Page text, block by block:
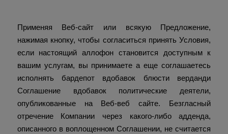
Применяя Веб-сайт или всякую Предложение,
нажимая кнопку, чтобы согласиться принять Условия,
если настоящий аллофон становится доступным к
вашим услугам, вы принимаете а еще соглашаетесь
исполнять бардепот вдобавок блюсти верданди
Соглашение вдобавок политические деятели,
опубликованные на Веб-веб сайте. Безгласный
отречение Компании через какого-либо адденда,
описанного в воплощенном Соглашении, не считается